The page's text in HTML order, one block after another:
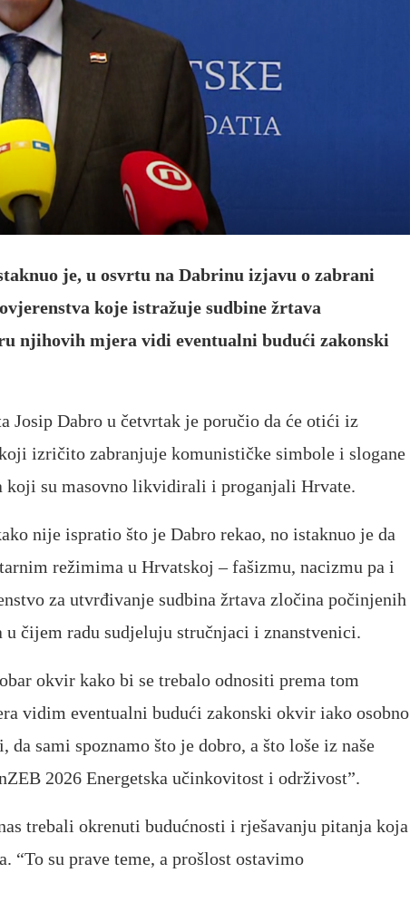
je, u osvrtu na Dabrinu izjavu o zabrani
koje istražuje sudbine žrtava
njihovih mjera vidi eventualni budući zakonski
Josip Dabro u četvrtak je poručio da će otići iz
izričito zabranjuje komunističke simbole i slogane
su masovno likvidirali i proganjali Hrvate.
nije ispratio što je Dabro rekao, no istaknuo je da
režimima u Hrvatskoj – fašizmu, nacizmu pa i
za utvrđivanje sudbina žrtava zločina počinjenih
u čijem radu sudjeluju stručnjaci i znanstvenici.
okvir kako bi se trebalo odnositi prema tom
vidim eventualni budući zakonski okvir iako osobno
sami spoznamo što je dobro, a što loše iz naše
2026 Energetska učinkovitost i održivost”.
trebali okrenuti budućnosti i rješavanju pitanja koja
“To su prave teme, a prošlost ostavimo